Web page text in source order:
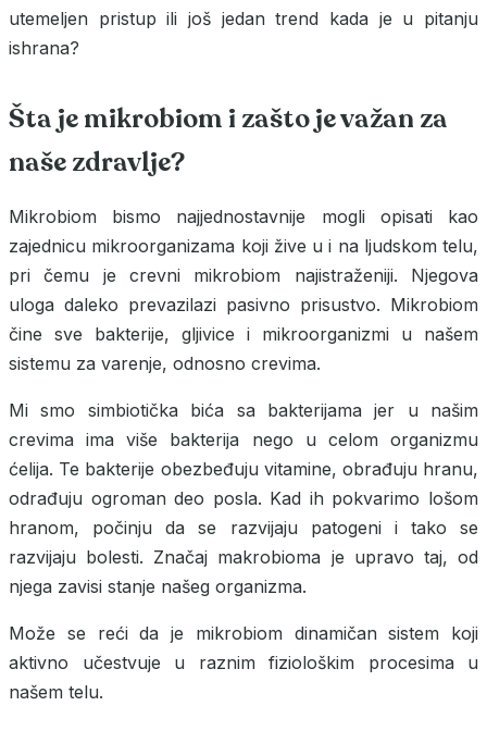
utemeljen pristup ili još jedan trend kada je u pitanju
ishrana?
Šta je mikrobiom i zašto je važan za
naše zdravlje?
Mikrobiom bismo najjednostavnije mogli opisati kao
zajednicu mikroorganizama koji žive u i na ljudskom telu,
pri čemu je crevni mikrobiom najistraženiji. Njegova
uloga daleko prevazilazi pasivno prisustvo. Mikrobiom
čine sve bakterije, gljivice i mikroorganizmi u našem
sistemu za varenje, odnosno crevima.
Mi smo simbiotička bića sa bakterijama jer u našim
crevima ima više bakterija nego u celom organizmu
ćelija. Te bakterije obezbeđuju vitamine, obrađuju hranu,
odrađuju ogroman deo posla. Kad ih pokvarimo lošom
hranom, počinju da se razvijaju patogeni i tako se
razvijaju bolesti. Značaj makrobioma je upravo taj, od
njega zavisi stanje našeg organizma.
Može se reći da je mikrobiom dinamičan sistem koji
aktivno učestvuje u raznim fiziološkim procesima u
našem telu.